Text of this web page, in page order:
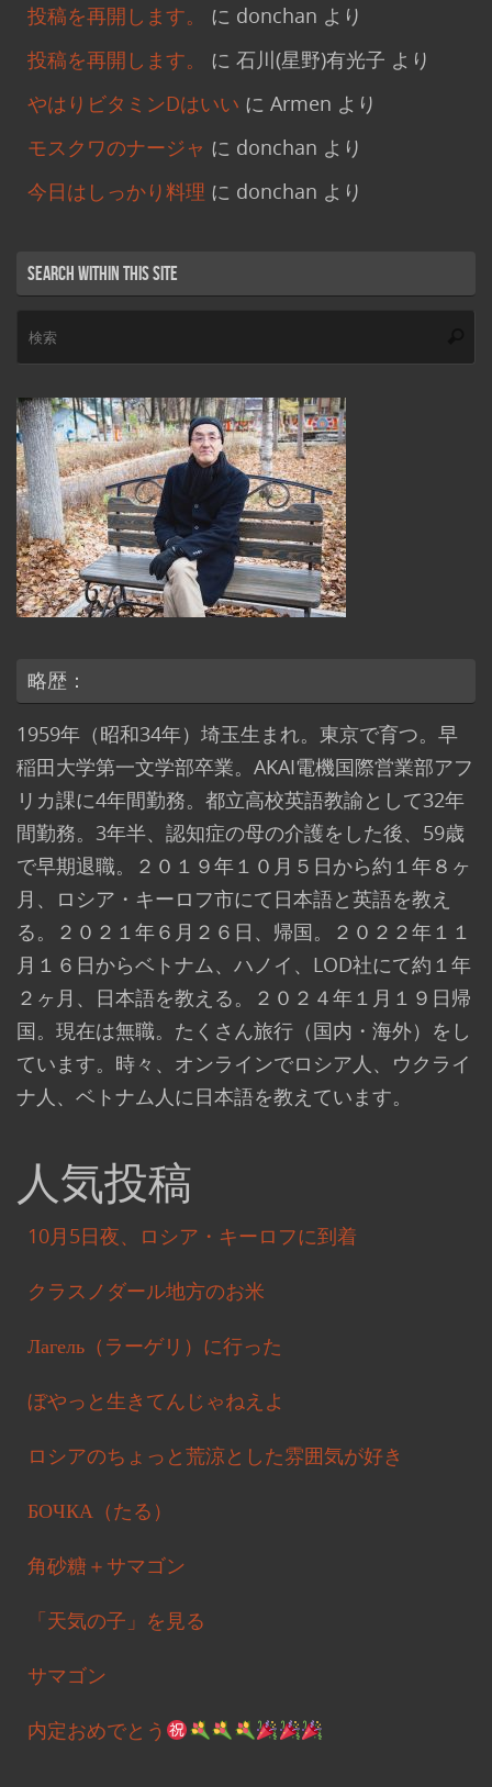
投稿を再開します。 に donchan より
投稿を再開します。
に 石川(星野)有光子 より
やはりビタミンDはいい に Armen より
モスクワのナージャ に donchan より
今日はしっかり料理 に donchan より
Search within this site
索
略歴：
1959年（昭和34年）埼玉生まれ。東京で育つ。早
稲田大学第一文学部卒業。AKAI電機国際営業部アフ
リカ課に4年間勤務。都立高校英語教諭として32年
間勤務。3年半、認知症の母の介護をした後、59歳
で早期退職。２０１９年１０月５日から約１年８ヶ
月、ロシア・キーロフ市にて日本語と英語を教え
る。２０２１年６月２６日、帰国。２０２２年１１
月１６日からベトナム、ハノイ、LOD社にて約１年
２ヶ月、日本語を教える。２０２４年１月１９日帰
国。現在は無職。たくさん旅行（国内・海外）をし
ています。時々、オンラインでロシア人、ウクライ
ナ人、ベトナム人に日本語を教えています。
人気投稿
10月5日夜、ロシア・キーロフに到着
クラスノダール地方のお米
Лагель（ラーゲリ）に行った
ぼやっと生きてんじゃねえよ
ロシアのちょっと荒涼とした雰囲気が好き
БОЧКА（たる）
角砂糖＋サマゴン
「天気の子」を見る
サマゴン
内定おめでとう